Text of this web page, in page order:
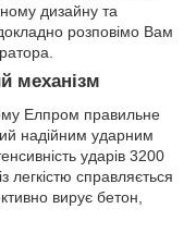
дизайну та
розповімо Вам
механізм
Елпром правильне
надійним ударним
ударів 3200
легкістю справляється
вирує бетон,